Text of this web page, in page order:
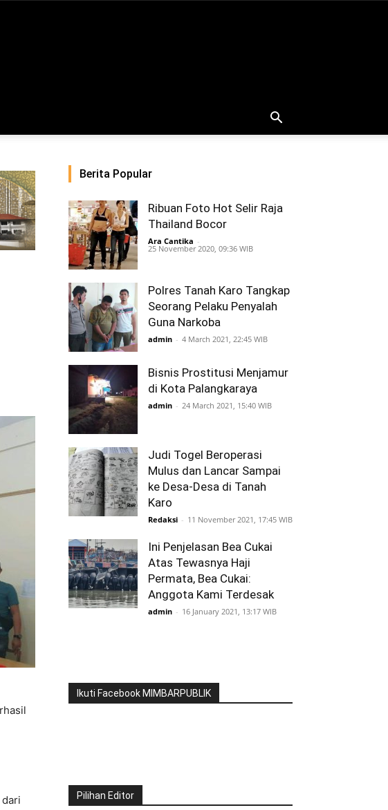
Berita Popular
Ribuan Foto Hot Selir Raja
Thailand Bocor
Ara Cantika -
25 November 2020, 09:36 WIB
Polres Tanah Karo Tangkap
Seorang Pelaku Penyalah
Guna Narkoba
admin - 4 March 2021, 22:45 WIB
Bisnis Prostitusi Menjamur
di Kota Palangkaraya
admin - 24 March 2021, 15:40 WIB
Judi Togel Beroperasi
Mulus dan Lancar Sampai
ke Desa-Desa di Tanah
Karo
Redaksi - 11 November 2021, 17:45 WIB
Ini Penjelasan Bea Cukai
Atas Tewasnya Haji
Permata, Bea Cukai:
Anggota Kami Terdesak
admin - 16 January 2021, 13:17 WIB
Ikuti Facebook MIMBARPUBLIK
Pilihan Editor